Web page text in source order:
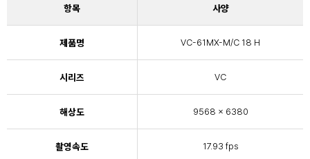
항목 사양
제품명 VC-61MX-M/C 18 H
시리즈 VC
해상도 9568 × 6380
촬영속도 17.93 fps